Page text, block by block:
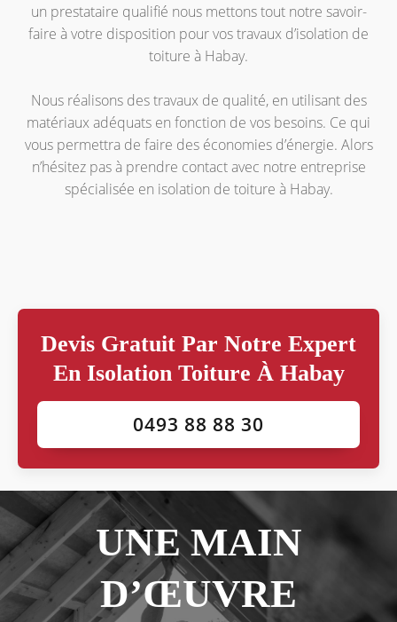
un prestataire qualifié nous mettons tout notre savoir-
faire à votre disposition pour vos travaux d’isolation de
toiture à Habay.
Nous réalisons des travaux de qualité, en utilisant des
matériaux adéquats en fonction de vos besoins. Ce qui
vous permettra de faire des économies d’énergie. Alors
n’hésitez pas à prendre contact avec notre entreprise
spécialisée en isolation de toiture à Habay.
Devis Gratuit Par Notre Expert
En Isolation Toiture À Habay
0493 88 88 30
UNE MAIN
D’ŒUVRE